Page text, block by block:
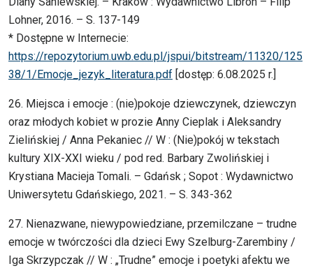
Lohner, 2016. – S. 137-149
* Dostępne w Internecie:
https://repozytorium.uwb.edu.pl/jspui/bitstream/11320/125
38/1/Emocje_jezyk_literatura.pdf [dostęp: 6.08.2025 r.]
26. Miejsca i emocje : (nie)pokoje dziewczynek, dziewczyn
oraz młodych kobiet w prozie Anny Cieplak i Aleksandry
Zielińskiej / Anna Pekaniec // W : (Nie)pokój w tekstach
kultury XIX-XXI wieku / pod red. Barbary Zwolińskiej i
Krystiana Macieja Tomali. – Gdańsk ; Sopot : Wydawnictwo
Uniwersytetu Gdańskiego, 2021. – S. 343-362
27. Nienazwane, niewypowiedziane, przemilczane – trudne
emocje w twórczości dla dzieci Ewy Szelburg-Zarembiny /
Iga Skrzypczak // W : „Trudne” emocje i poetyki afektu we